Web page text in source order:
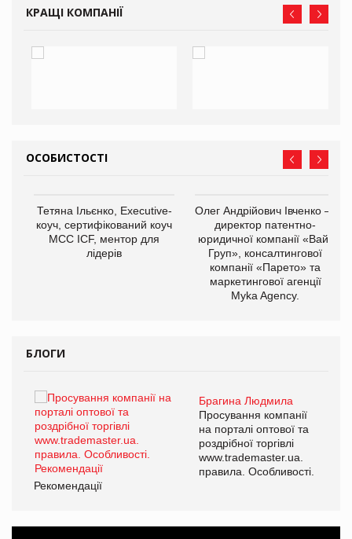
КРАЩІ КОМПАНІЇ
ОСОБИСТОСТІ
Тетяна Ільєнко, Executive-
коуч, сертифікований коуч
МСС ICF, ментор для
лідерів
Олег Андрійович Івченко —
директор патентно-
юридичної компанії «Вайз
Груп», консалтингової
компанії «Парето» та
маркетингової агенції
Myka Agency.
БЛОГИ
Брагина Людмила
Просування компанії
на порталі оптової та
роздрібної торгівлі
www.trademaster.ua.
правила. Особливості.
Рекомендації